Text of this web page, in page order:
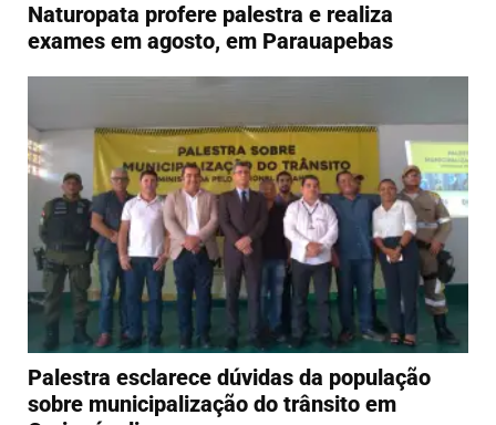
Naturopata profere palestra e realiza
exames em agosto, em Parauapebas
Palestra esclarece dúvidas da população
sobre municipalização do trânsito em